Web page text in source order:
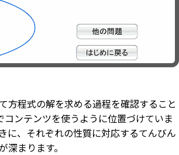
程式の解を求める過程を確認すること
ンテンツを使うように位置づけていま
に、それぞれの性質に対応するてんびん
まります。